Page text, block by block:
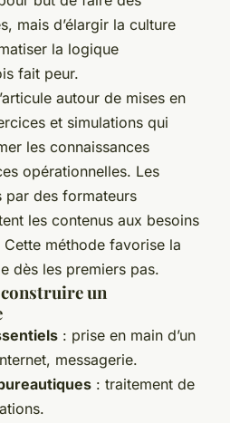
mais d’élargir la culture
la logique
fait peur.
autour de mises en
et simulations qui
les connaissances
opérationnelles. Les
par des formateurs
les contenus aux besoins
méthode favorise la
dès les premiers pas.
construire un
: prise en main d’un
messagerie.
: traitement de